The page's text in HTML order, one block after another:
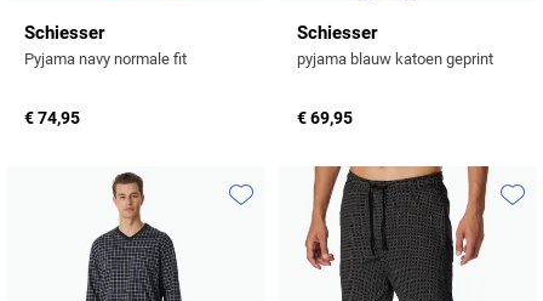
Schiesser
Pyjama navy normale fit
€ 74,95
Schiesser
pyjama blauw katoen geprint
€ 69,95
Toevoegen aan favorieten